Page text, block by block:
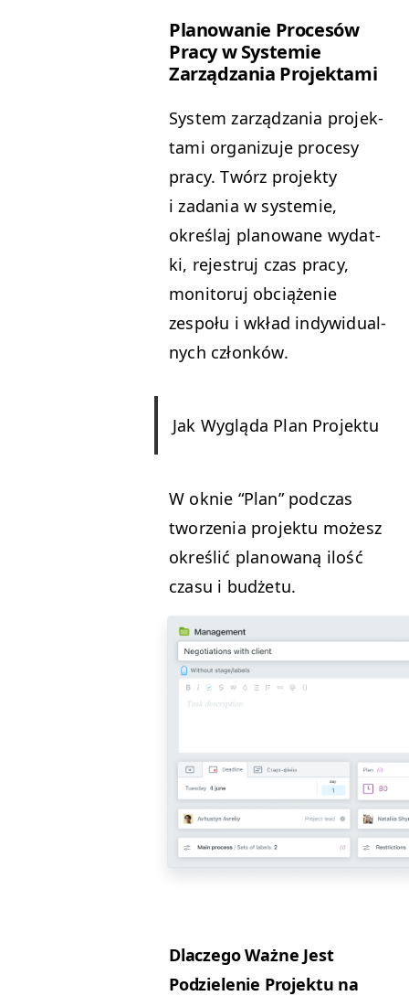
Planowanie Pro­cesów
Pra­cy w Sys­temie
Zarządza­nia Projektami
Sys­tem zarządza­nia pro­jek­
ta­mi orga­nizu­je pro­cesy
pra­cy. Twórz pro­jek­ty
i zada­nia w sys­temie,
określaj planowane wydat­
ki, rejestruj czas pra­cy,
mon­i­toruj obciąże­nie
zespołu i wkład indy­wid­u­al­
nych członków.
Jak Wyglą­da Plan Projektu
W oknie “Plan” pod­czas
tworzenia pro­jek­tu możesz
określić planowaną ilość
cza­su i budżetu.
Dlaczego Ważne Jest
Podzie­le­nie Pro­jek­tu na